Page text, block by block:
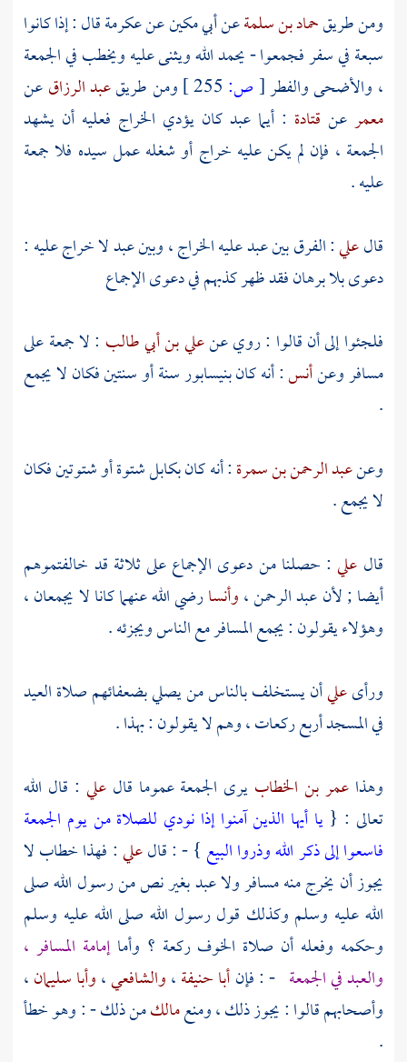
ومن طريقحماد بن سلمةعنأبي مكينعنعكرمةقال : إذا كانوا
سبعة في سفر فجمعوا - يحمد الله ويثنى عليه ويخطب في الجمعة
، والأضحى والفطر[ص: ومن طريقعبد الرزاقعن
معمرعن قتادة : أيما عبد كان يؤدي الخراج فعليه أن يشهد
الجمعة ، فإن لم يكن عليه خراج أو شغله عمل سيده فلا جمعة
عليه .
قالعلي: الفرق بين عبد عليه الخراج ، وبين عبد لا خراج عليه :
دعوى بلا برهان فقد ظهر كذبهم في دعوى الإجماع
فلجئوا إلى أن قالوا : روي عنعلي بن أبي طالب : لا جمعة على
مسافر وعنأنس: أنه كانبنيسابورسنة أو سنتين فكان لا يجمع
.
وعنعبد الرحمن بن سمرة: أنه كانبكابلشتوة أو شتوتين فكان
لا يجمع .
قال علي : حصلنا من دعوى الإجماع على ثلاثة قد خالفتموهم
أيضا ; لأنعبد الرحمن،وأنسارضي الله عنهما كانا لا يجمعان ،
وهؤلاء يقولون : يجمع المسافر مع الناس ويجزئه .
ورأىعليأن يستخلف بالناس من يصلي بضعفائهم صلاة العيد
في المسجد أربع ركعات ، وهم لا يقولون : بهذا .
وهذاعمر بن الخطاب يرى الجمعة عموما قالعلي : قال الله
تعالى : {يا أيها الذين آمنوا إذا نودي للصلاة من يوم الجمعة
فاسعوا إلى ذكر الله وذروا البيع } - : قالعلي: فهذا خطاب لا
يجوز أن يخرج منه مسافر ولا عبد بغير نص من رسول الله صلى
الله عليه وسلم وكذلك قول رسول الله صلى الله عليه وسلم
وحكمه وفعله أن صلاة الخوف ركعة ؟ وأماإمامة المسافر ،
والعبد في الجمعة - : فإنأبا حنيفة،والشافعي،وأبا سليمان،
وأصحابهم قالوا : يجوز ذلك ، ومنعمالكمن ذلك - : وهو خطأ
.